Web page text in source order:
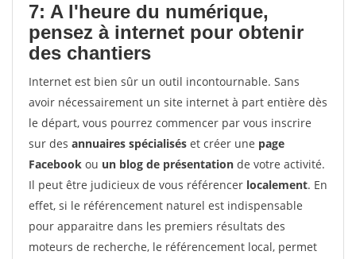
7: A l'heure du numérique,
pensez à internet pour obtenir
des chantiers
Internet est bien sûr un outil incontournable. Sans
avoir nécessairement un site internet à part entière dès
le départ, vous pourrez commencer par vous inscrire
sur des annuaires spécialisés et créer une page
Facebook ou un blog de présentation de votre activité.
Il peut être judicieux de vous référencer localement. En
effet, si le référencement naturel est indispensable
pour apparaitre dans les premiers résultats des
moteurs de recherche, le référencement local, permet